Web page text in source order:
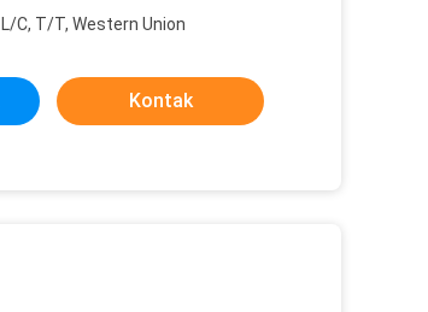
L/C, T/T, Western Union
Kontak